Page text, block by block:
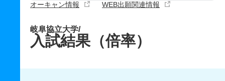
オーキャン情報 WEB出願関連情報
岐阜協立大学/
入試結果（倍率）